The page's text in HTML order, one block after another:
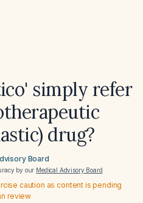
simply refer
drug?
Board
by our Medical Advisory Board
caution as content is pending
review